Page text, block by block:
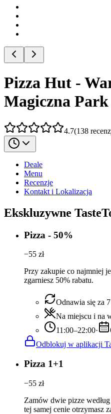
Pizza Hut -
Magiczna Park
4.7(138
Deale
Menu
Recenzje
Kontakt i Lokalizacja
Ekskluzywne
Pizza - 50%
−55 zł
Przy zakupie co najmniej
zgarniesz 50% rabatu.
Odnawia się za
Na miejscu i na
11:00–22:00·
Odblokuj w aplikacji
Pizza 1+1
−55 zł
Zamów dwie pizze
tej samej cenie otrzymasz